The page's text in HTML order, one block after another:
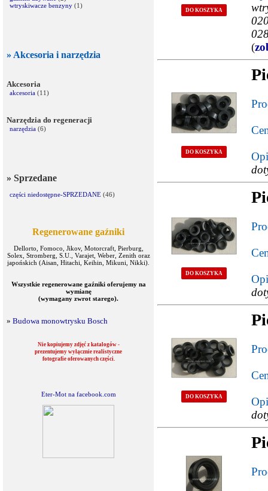
wtryskiwacze benzyny (1)
» Akcesoria i narzędzia
Akcesoria
akcesoria (11)
Narzędzia do regeneracji
narzędzia (6)
» Sprzedane
części niedostępne-SPRZEDANE (46)
Regenerowane gaźniki
Dellorto, Fomoco, Jikov, Motorcraft, Pierburg,
Solex, Stromberg, S.U., Varajet, Weber, Zenith oraz
japońskich (Aisan, Hitachi, Keihin, Mikuni, Nikki).
Wszystkie regenerowane gaźniki oferujemy na
wymianę
(wymagany zwrot starego).
» Budowa monowtrysku Bosch
Nie kopiujemy zdjęć z katalogów -
prezentujemy wyłącznie realistyczne
fotografie oferowanych części.
Eter-Mot na facebook.com
DO KOSZYKA
(
DO KOSZYKA
DO KOSZYKA
DO KOSZYKA